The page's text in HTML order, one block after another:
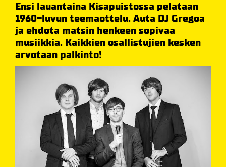
Ensi lauantaina Kisapuistossa pelataan
1960-luvun teemaottelu. Auta DJ Gregoa
ja ehdota matsin henkeen sopivaa
musiikkia. Kaikkien osallistujien kesken
arvotaan palkinto!